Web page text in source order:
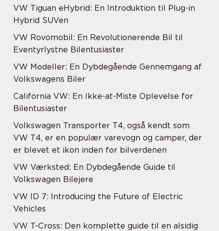
VW Tiguan eHybrid: En Introduktion til Plug-in
Hybrid SUVen
VW Rovomobil: En Revolutionerende Bil til
Eventyrlystne Bilentusiaster
VW Modeller: En Dybdegående Gennemgang af
Volkswagens Biler
California VW: En Ikke-at-Miste Oplevelse for
Bilentusiaster
Volkswagen Transporter T4, også kendt som
VW T4, er en populær varevogn og camper, der
er blevet et ikon inden for bilverdenen
VW Værksted: En Dybdegående Guide til
Volkswagen Bilejere
VW ID 7: Introducing the Future of Electric
Vehicles
VW T-Cross: Den komplette guide til en alsidig